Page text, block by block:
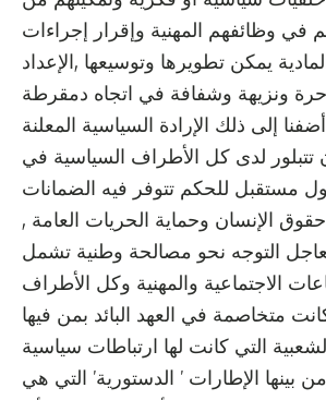
في وظائفهم المهنية وإقرار إجراءات
يمكن تطويرها وتوسيعها ,الإعداد
حرة ونزيهة وشفافة في اتجاه دمقرطة
إلى ذلك الإرادة السياسية المعلنة
تتبلور لدى كل الأطراف السياسية في
مستقبل للحكم تتوفر فيه الضمانات
حقوق الإنسان وحماية الحريات العامة ,
التوجه نحو مصالحة وطنية تشمل
الاجتماعية والمهنية وكل الأطراف
متخاصمة في العهد البائد بمن فيها
التي كانت لها ارتباطات سياسية
بينها الإطارات ’ الدستورية’ التي هي